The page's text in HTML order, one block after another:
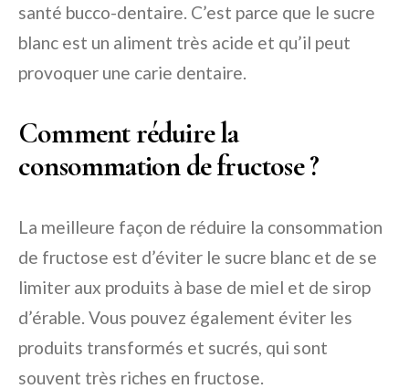
santé bucco-dentaire. C’est parce que le sucre
blanc est un aliment très acide et qu’il peut
provoquer une carie dentaire.
Comment réduire la
consommation de fructose ?
La meilleure façon de réduire la consommation
de fructose est d’éviter le sucre blanc et de se
limiter aux produits à base de miel et de sirop
d’érable. Vous pouvez également éviter les
produits transformés et sucrés, qui sont
souvent très riches en fructose.